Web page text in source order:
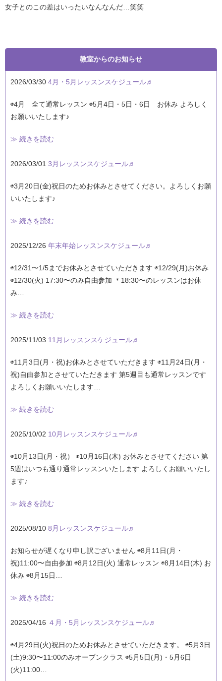
女子とのこの差はいったいなんなんだ…笑笑
教室からのお知らせ
2026/03/30 4月・5月レッスンスケジュール♬
◉4月 全て通常レッスン ◉5月4日・5日・6日 お休み よろしく
お願いいたします♪
≫ 続きを読む
2026/03/01 3月レッスンスケジュール♬
◉3月20日(金)祝日のためお休みとさせてください。よろしくお願
いいたします♪
≫ 続きを読む
2025/12/26 年末年始レッスンスケジュール♬
◉12/31〜1/5までお休みとさせていただきます ◉12/29(月)お休み
◉12/30(火) 17:30〜のみ自由参加 ＊18:30〜のレッスンはお休
み…
≫ 続きを読む
2025/11/03 11月レッスンスケジュール♬
◉11月3日(月・祝)お休みとさせていただきます ◉11月24日(月・
祝)自由参加とさせていただきます 第5週目も通常レッスンです
よろしくお願いいたします…
≫ 続きを読む
2025/10/02 10月レッスンスケジュール♬
◉10月13日(月・祝） ◉10月16日(木) お休みとさせてください 第
5週はいつも通り通常レッスンいたします よろしくお願いいたし
ます♪
≫ 続きを読む
2025/08/10 8月レッスンスケジュール♬
お知らせが遅くなり申し訳ございません ◉8月11日(月・
祝)11:00〜自由参加 ◉8月12日(火) 通常レッスン ◉8月14日(木) お
休み ◉8月15日…
≫ 続きを読む
2025/04/16 ４月・5月レッスンスケジュール♬
◉4月29日(火)祝日のためお休みとさせていただきます。 ◉5月3日
(土)9:30〜11:00のみオープンクラス ◉5月5日(月)・5月6日
(火)11:00…